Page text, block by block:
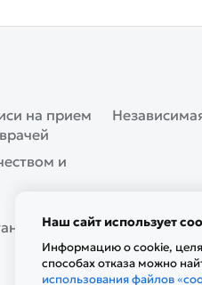
на прием
и
Наш сайт использует
Информацию о cookie,
способах отказа можно
использования файлов